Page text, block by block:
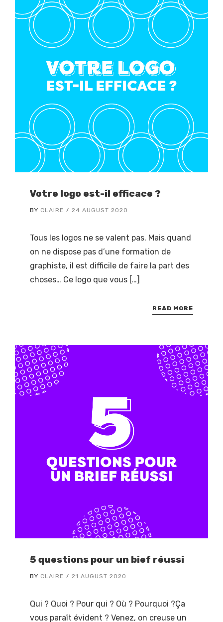
Votre logo est-il efficace ?
BY CLAIRE 24 AUGUST 2020
Tous les logos ne se valent pas. Mais quand
on ne dispose pas d’une formation de
graphiste, il est difficile de faire la part des
choses… Ce logo que vous […]
READ MORE
5 questions pour un bief réussi
BY CLAIRE 21 AUGUST 2020
Qui ? Quoi ? Pour qui ? Où ? Pourquoi ?Ça
vous paraît évident ? Venez, on creuse un